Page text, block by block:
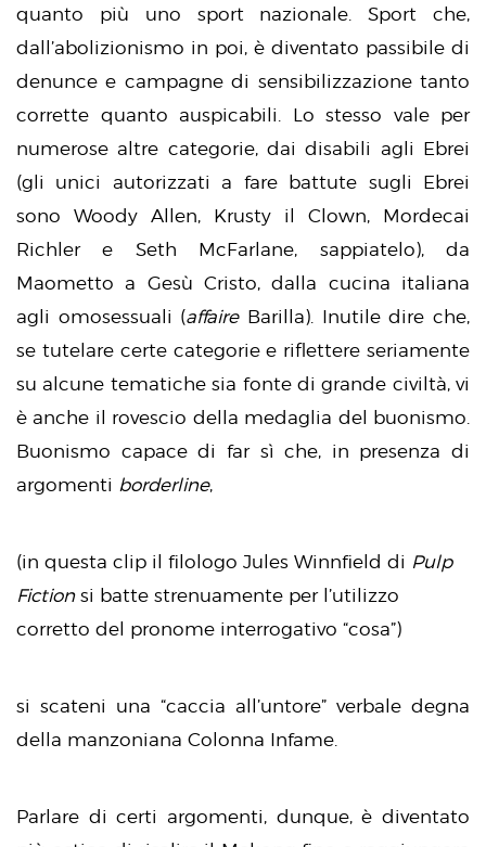
quanto più uno sport nazionale. Sport che,
dall’abolizionismo in poi, è diventato passibile di
denunce e campagne di sensibilizzazione tanto
corrette quanto auspicabili. Lo stesso vale per
numerose altre categorie, dai disabili agli Ebrei
(gli unici autorizzati a fare battute sugli Ebrei
sono Woody Allen, Krusty il Clown, Mordecai
Richler e Seth McFarlane, sappiatelo), da
Maometto a Gesù Cristo, dalla cucina italiana
agli omosessuali (affaireBarilla). Inutile dire che,
se tutelare certe categorie e riflettere seriamente
su alcune tematiche sia fonte di grande civiltà, vi
è anche il rovescio della medaglia del buonismo.
Buonismo capace di far sì che, in presenza di
argomenti borderline,
(in questa clip il filologo Jules Winnfield di Pulp
Fictionsi batte strenuamente per l’utilizzo
corretto del pronome interrogativo “cosa”)
si scateni una “caccia all’untore” verbale degna
della manzoniana Colonna Infame.
Parlare di certi argomenti, dunque, è diventato